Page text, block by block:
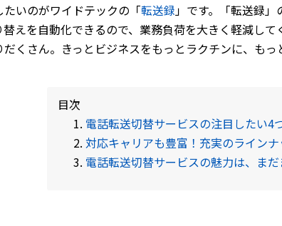
いのがワイドテックの「転送録 」です。「転送録」
替えを自動化できるので、業務負荷を大きく軽減し
くさん。きっとビジネスをもっとラクチンに、もっ
目次
電話転送切替サービスの注目したい4
対応キャリアも豊富！充実のラインナ
電話転送切替サービスの魅力は、まだ